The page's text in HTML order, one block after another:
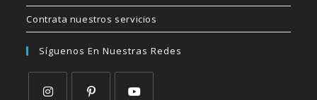
Contrata nuestros servicios
Síguenos En Nuestras Redes